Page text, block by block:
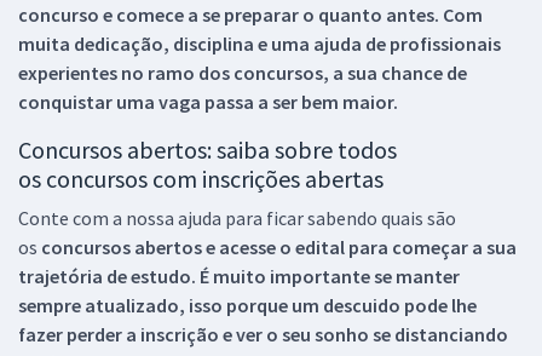
concurso e comece a se preparar o quanto antes. Com
muita dedicação, disciplina e uma ajuda de profissionais
experientes no ramo dos concursos, a sua chance de
conquistar uma vaga passa a ser bem maior.
Concursos abertos: saiba sobre todos
os concursos com inscrições abertas
Conte com a nossa ajuda para ficar sabendo quais são
os concursos abertos e acesse o edital para começar a sua
trajetória de estudo. É muito importante se manter
sempre atualizado, isso porque um descuido pode lhe
fazer perder a inscrição e ver o seu sonho se distanciando